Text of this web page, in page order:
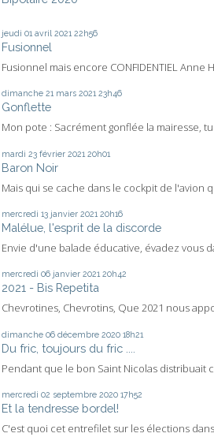
jeudi 01 avril 2021 22h56
Fusionnel
Fusionnel mais encore CONFIDENTIEL Anne
dimanche 21 mars 2021 23h46
Gonflette
Mon pote : Sacrément gonflée la mairesse, tu
mardi 23 février 2021 20h01
Baron Noir
Mais qui se cache dans le cockpit de l'avion
mercredi 13 janvier 2021 20h16
Malélue, l'esprit de la discorde
Envie d'une balade éducative, évadez vous
mercredi 06 janvier 2021 20h42
2021 - Bis Repetita
Chevrotines, Chevrotins, Que 2021 nous
dimanche 06 décembre 2020 18h21
Du fric, toujours du fric ....
Pendant que le bon Saint Nicolas distribuait
mercredi 02 septembre 2020 17h52
Et la tendresse bordel!
C'est quoi cet entrefilet sur les élections